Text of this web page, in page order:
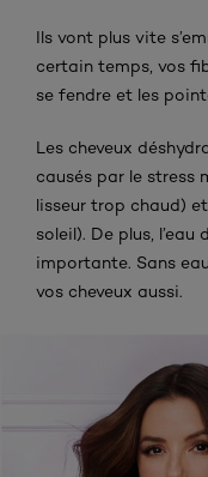
Ils vont plus vite
certain temps, vos
se fendre et les
Les cheveux
causés par le stress
lisseur trop chaud)
soleil). De plus,
importante. Sans
vos cheveux aussi.